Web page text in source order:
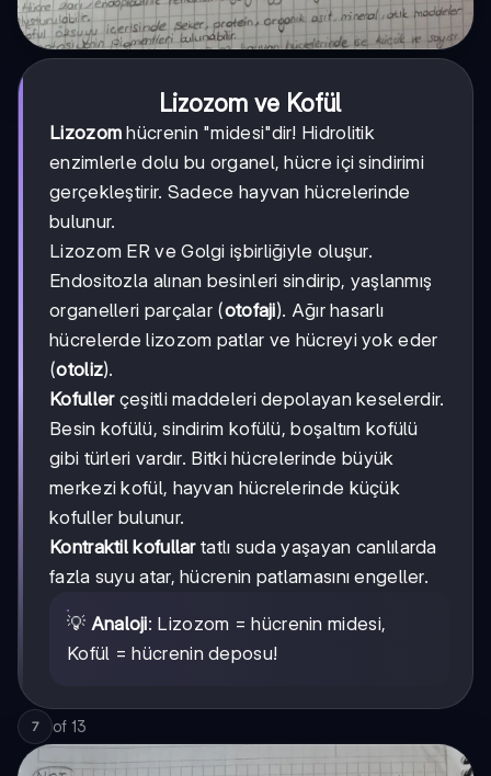
Lizozom ve Kofül
Lizozom hücrenin "midesi"dir! Hidrolitik
enzimlerle dolu bu organel, hücre içi sindirimi
gerçekleştirir. Sadece hayvan hücrelerinde
bulunur.
Lizozom ER ve Golgi işbirliğiyle oluşur.
Endositozla alınan besinleri sindirip, yaşlanmış
organelleri parçalar (otofaji). Ağır hasarlı
hücrelerde lizozom patlar ve hücreyi yok eder
(otoliz).
Kofullerçeşitli maddeleri depolayan keselerdir.
Besin kofülü, sindirim kofülü, boşaltım kofülü
gibi türleri vardır. Bitki hücrelerinde büyük
merkezi kofül, hayvan hücrelerinde küçük
kofuller bulunur.
Kontraktil kofullartatlı suda yaşayan canlılarda
fazla suyu atar, hücrenin patlamasını engeller.
💡 Analoji: Lizozom = hücrenin midesi,
Kofül = hücrenin deposu!
7 of 13